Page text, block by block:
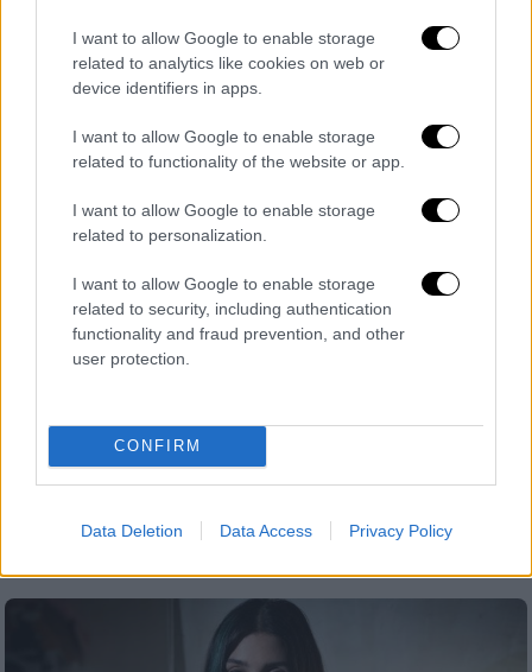
I want to allow Google to enable storage
related to analytics like cookies on web or
device identifiers in apps.
I want to allow Google to enable storage
related to functionality of the website or app.
I want to allow Google to enable storage
related to personalization.
I want to allow Google to enable storage
related to security, including authentication
functionality and fraud prevention, and other
user protection.
CONFIRM
Data Deletion Data Access Privacy Policy
05.10.2022 18:22
με τους περισσότερους θανάτους
ακτιβιστών
Στο Μεξικό σκοτώθηκαν 54 ακτιβιστές το